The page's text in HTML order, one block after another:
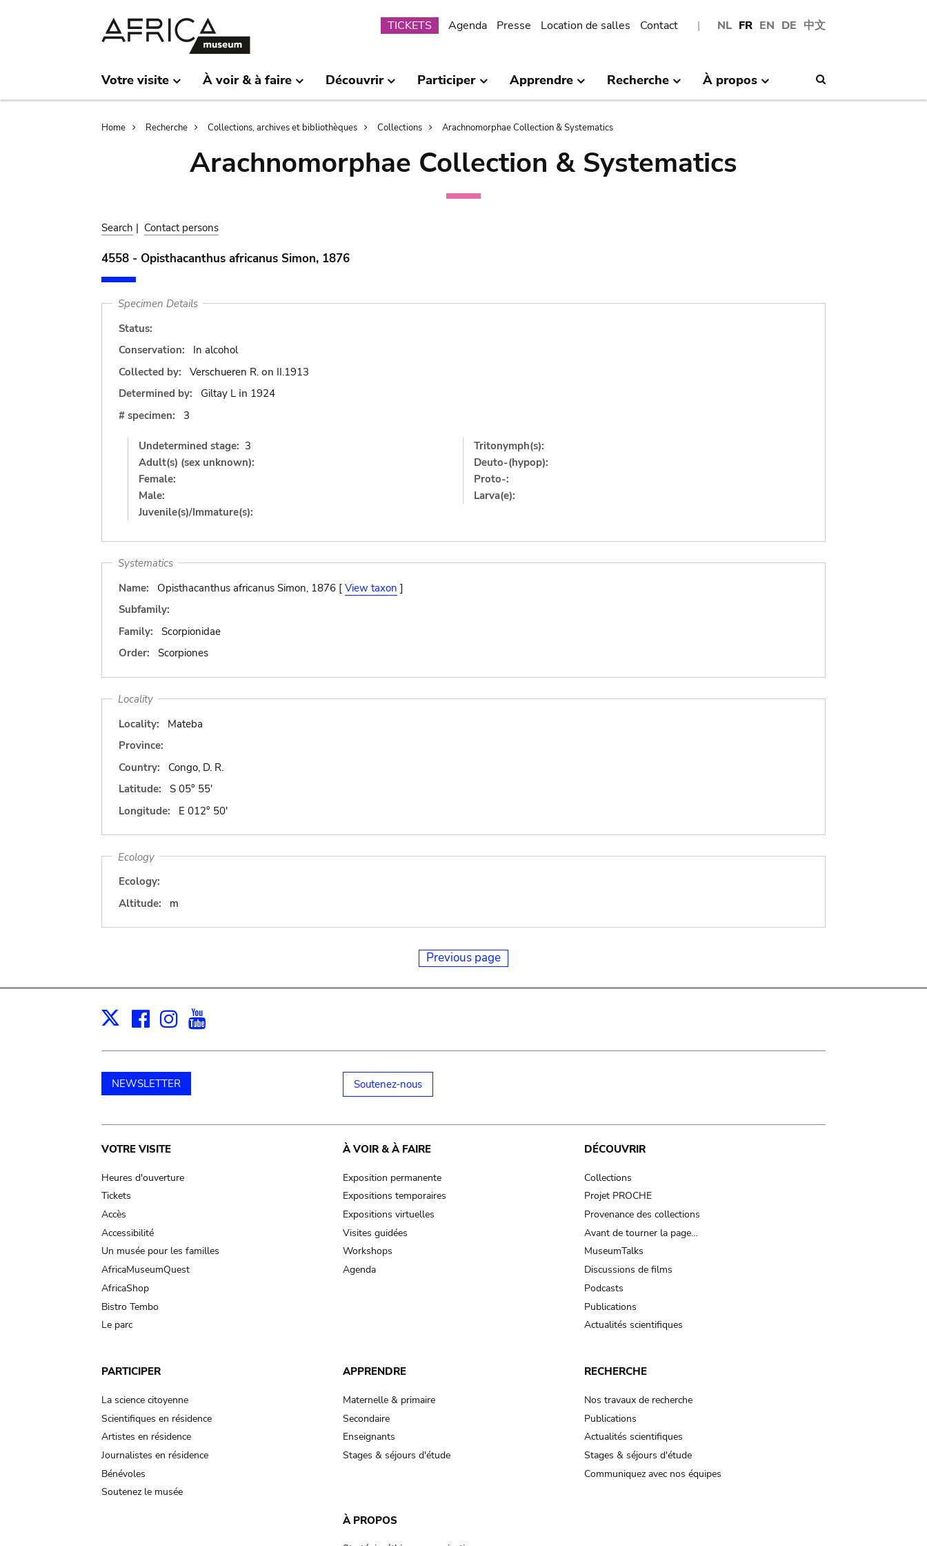
NL FR EN DE 中文
Submenu
TICKETS Agenda Presse Location de salles Contact
Votre visite À voir & à faire Découvrir Participer Apprendre Recherche À propos
Breadcrumb
Home Recherche Collections, archives et bibliothèques Collections Arachnomorphae Collection & Systematics
Arachnomorphae Collection & Systematics
Search | Contact persons
4558 - Opisthacanthus africanus Simon, 1876
Specimen Details
Status:
Conservation:
In alcohol
Collected by:
Verschueren R. on II.1913
Determined by:
Giltay L in 1924
# specimen:
3
Undetermined stage: 3
Adult(s) (sex unknown):
Female:
Male:
Juvenile(s)/Immature(s):
Tritonymph(s):
Deuto-(hypop):
Proto-:
Larva(e):
Systematics
Name:
Opisthacanthus africanus Simon, 1876 [ View taxon ]
Subfamily:
Family:
Scorpionidae
Order:
Scorpiones
Locality
Locality:
Mateba
Province:
Country:
Congo, D. R.
Latitude:
S 05° 55'
Longitude:
E 012° 50'
Ecology
Ecology:
Altitude:
m
Previous page
X Facebook
Instagram
NEWSLETTER Soutenez-nous
Main
navigation
VOTRE VISITE
Heures d'ouverture
Tickets
Accès
Accessibilité
Un musée pour les familles
AfricaMuseumQuest
AfricaShop
Bistro Tembo
Le parc
À VOIR & À FAIRE
Exposition permanente
Expositions temporaires
Expositions virtuelles
Visites guidées
Workshops
Agenda
DÉCOUVRIR
Collections
Projet PROCHE
Provenance des collections
Avant de tourner la page…
MuseumTalks
Discussions de films
Podcasts
Publications
Actualités scientifiques
PARTICIPER
La science citoyenne
Scientifiques en résidence
Artistes en résidence
Journalistes en résidence
Bénévoles
Soutenez le musée
APPRENDRE
Maternelle & primaire
Secondaire
Enseignants
Stages & séjours d'étude
RECHERCHE
Nos travaux de recherche
Publications
Actualités scientifiques
Stages & séjours d'étude
Communiquez avec nos équipes
À PROPOS